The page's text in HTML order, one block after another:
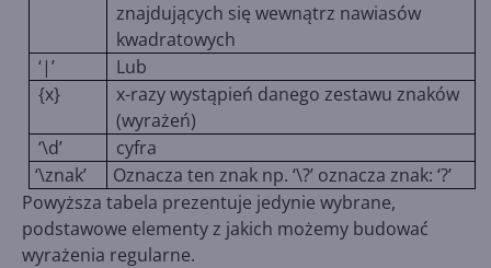
znajdujących się wewnątrz nawiasów
kwadratowych
‘|’
Lub
{x}
x-razy wystąpień danego zestawu znaków
(wyrażeń)
‘\d’
cyfra
‘\znak’
Oznacza ten znak np. ‘\?’ oznacza znak: ‘?’
Powyższa tabela prezentuje jedynie wybrane,
podstawowe elementy z jakich możemy budować
wyrażenia regularne.